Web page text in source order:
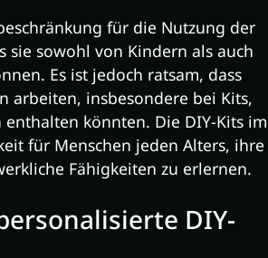
für die Nutzung der
sie sowohl von Kindern als auch
Es ist jedoch ratsam, dass
arbeiten, insbesondere bei Kits,
könnten. Die DIY-Kits im
für Menschen jeden Alters, ihre
Fähigkeiten zu erlernen.
DIY-